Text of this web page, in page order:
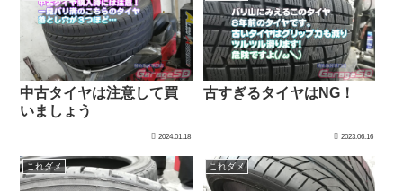
中古タイヤは注意して買
いましょう
2024.01.18
古すぎるタイヤはNG！
2023.06.16
これダメ これダメ